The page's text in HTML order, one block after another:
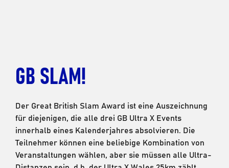
GB SLAM!
Der Great British Slam Award ist eine Auszeichnung
für diejenigen, die alle drei GB Ultra X Events
innerhalb eines Kalenderjahres absolvieren. Die
Teilnehmer können eine beliebige Kombination von
Veranstaltungen wählen, aber sie müssen alle Ultra-